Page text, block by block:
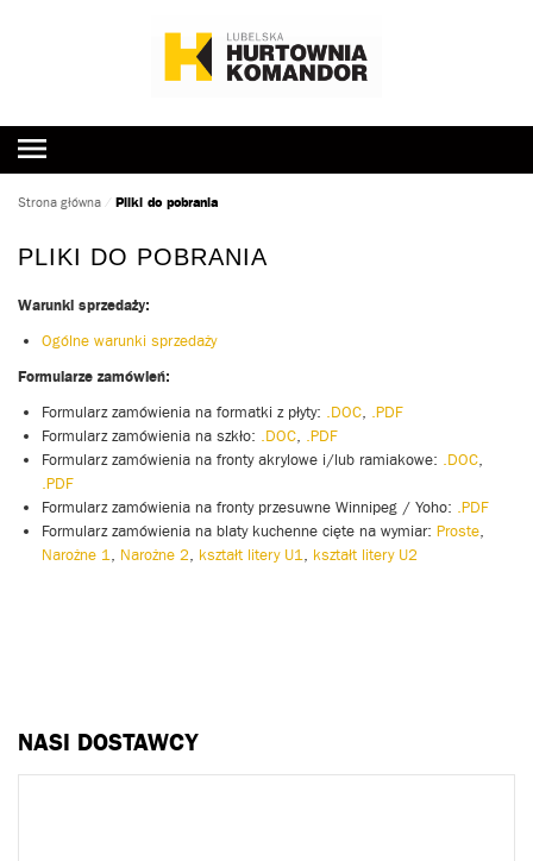
Strona główna ⁄ Pliki do pobrania
PLIKI DO POBRANIA
Warunki sprzedaży:
Ogólne warunki sprzedaży
Formularze zamówień:
Formularz zamówienia na formatki z płyty: .DOC, .PDF
Formularz zamówienia na szkło: .DOC, .PDF
Formularz zamówienia na fronty akrylowe i/lub ramiakowe: .DOC,
.PDF
Formularz zamówienia na fronty przesuwne Winnipeg / Yoho: .PDF
Formularz zamówienia na blaty kuchenne cięte na wymiar: Proste,
Narożne 1, Narożne 2, kształt litery U1, kształt litery U2
NASI DOSTAWCY